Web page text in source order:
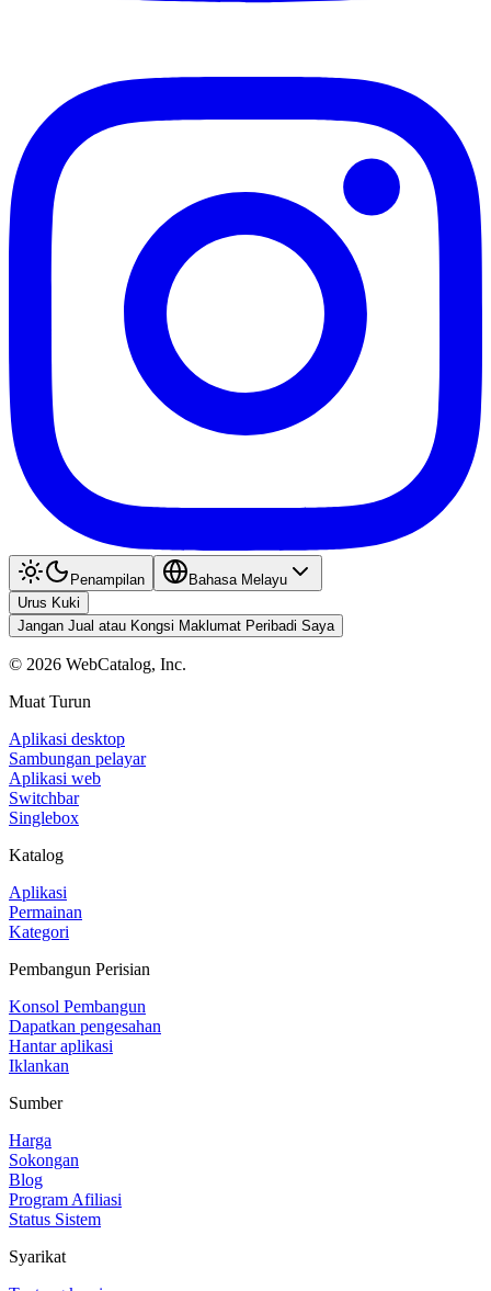
Penampilan
Bahasa Melayu
Urus Kuki
Jangan Jual atau Kongsi Maklumat Peribadi Saya
© 2026 WebCatalog, Inc.
Muat Turun
Aplikasi desktop
Sambungan pelayar
Aplikasi web
Switchbar
Singlebox
Katalog
Aplikasi
Permainan
Kategori
Pembangun Perisian
Konsol Pembangun
Dapatkan pengesahan
Hantar aplikasi
Iklankan
Sumber
Harga
Sokongan
Blog
Program Afiliasi
Status Sistem
Syarikat